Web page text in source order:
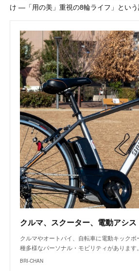
け —「用の美」重視の8輪ライフ」という
クルマやオートバイ、自転車に電動キック
種多様なパーソナル・モビリティがありま
BRI-CHAN